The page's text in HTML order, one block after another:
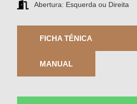
Abertura: Esquerda ou Direita
FICHA TÉNICA
MANUAL